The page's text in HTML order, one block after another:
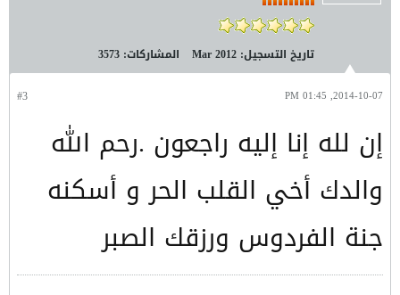
تاريخ التسجيل: Mar 2012 المشاركات: 3573
#3 2014-10-07, 01:45 PM
إن لله إنا إليه راجعون .رحم الله
والدك أخي القلب الحر و أسكنه
جنة الفردوس ورزقك الصبر